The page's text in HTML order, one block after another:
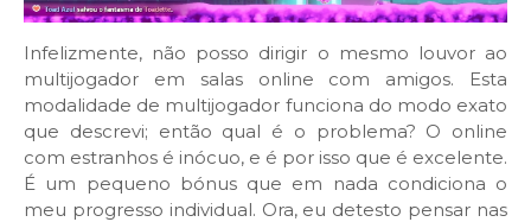
Infelizmente, não posso dirigir o mesmo louvor ao
multijogador em salas online com amigos. Esta
modalidade de multijogador funciona do modo exato
que descrevi; então qual é o problema? O online
com estranhos é inócuo, e é por isso que é excelente.
É um pequeno bónus que em nada condiciona o
meu progresso individual. Ora, eu detesto pensar nas